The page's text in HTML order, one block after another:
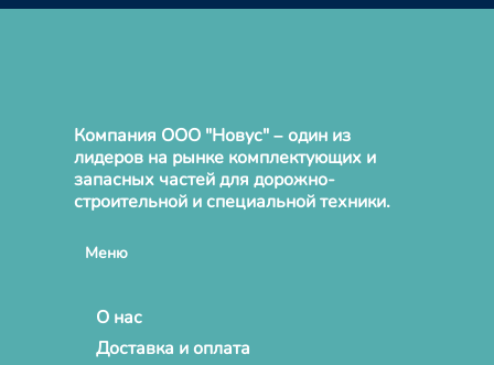
Компания ООО "Новус" – один из
лидеров на рынке комплектующих и
запасных частей для дорожно-
строительной и специальной техники.
Меню
О нас
Доставка и оплата